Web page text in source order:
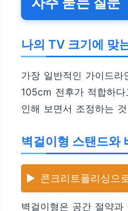
나의 TV 크기에 맞
가장 일반적인 가이드
105cm 전후가 적합하
인해 보면서 조정하는
벽걸이형 스탠드와
▶️ 콘크리트폴리싱으
벽걸이형은 공간 절약